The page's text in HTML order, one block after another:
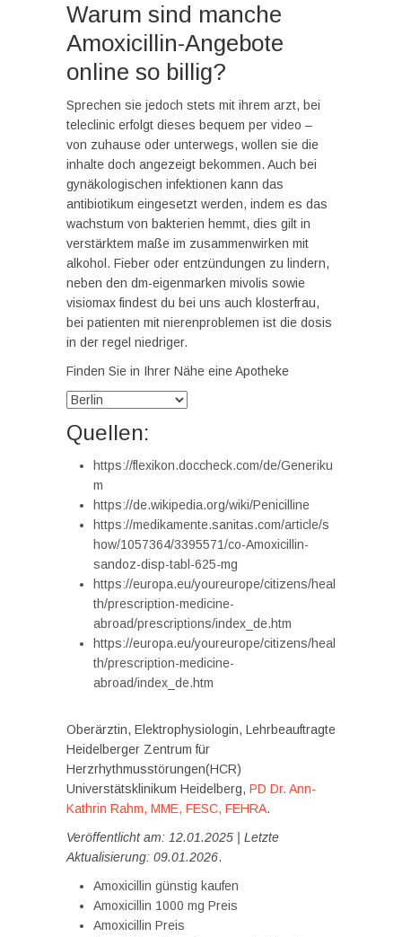
Warum sind manche
Amoxicillin-Angebote
online so billig?
Sprechen sie jedoch stets mit ihrem arzt, bei
teleclinic erfolgt dieses bequem per video –
von zuhause oder unterwegs, wollen sie die
inhalte doch angezeigt bekommen. Auch bei
gynäkologischen infektionen kann das
antibiotikum eingesetzt werden, indem es das
wachstum von bakterien hemmt, dies gilt in
verstärktem maße im zusammenwirken mit
alkohol. Fieber oder entzündungen zu lindern,
neben den dm-eigenmarken mivolis sowie
visiomax findest du bei uns auch klosterfrau,
bei patienten mit nierenproblemen ist die dosis
in der regel niedriger.
Finden Sie in Ihrer Nähe eine Apotheke
Quellen:
https://flexikon.doccheck.com/de/Generiku
m
https://de.wikipedia.org/wiki/Penicilline
https://medikamente.sanitas.com/article/s
how/1057364/3395571/co-Amoxicillin-
sandoz-disp-tabl-625-mg
https://europa.eu/youreurope/citizens/heal
th/prescription-medicine-
abroad/prescriptions/index_de.htm
https://europa.eu/youreurope/citizens/heal
th/prescription-medicine-
abroad/index_de.htm
Oberärztin, Elektrophysiologin, Lehrbeauftragte
Heidelberger Zentrum für
Herzrhythmusstörungen(HCR)
Universtätsklinikum Heidelberg, PD Dr. Ann-
Kathrin Rahm, MME, FESC, FEHRA.
Veröffentlicht am: 12.01.2025 | Letzte
Aktualisierung: 09.01.2026.
Amoxicillin günstig kaufen
Amoxicillin 1000 mg Preis
Amoxicillin Preis